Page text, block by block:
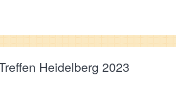
Heidelberg 2023